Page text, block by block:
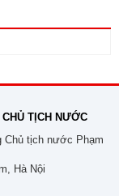
TỊCH NƯỚC
Chủ tịch nước Phạm
Hà Nội